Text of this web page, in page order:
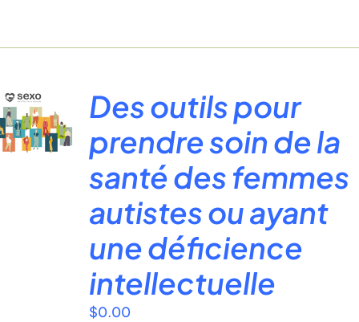
Des outils pour
prendre soin de la
santé des femmes
autistes ou ayant
une déficience
intellectuelle
$0.00